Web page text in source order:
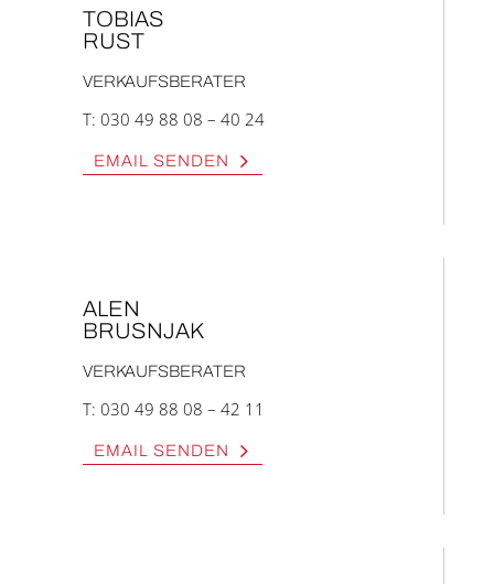
TOBI­AS
RUST
VER­KAUFS­BE­RA­TER
T: 030 49 88 08 – 40 24
EMAIL SEN­DEN
ALEN
BRUSN­JAK
VER­KAUFS­BE­RA­TER
T: 030 49 88 08 – 42 11
EMAIL SEN­DEN